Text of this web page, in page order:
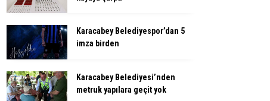
Karacabey Belediyespor’dan 5
imza birden
Karacabey Belediyesi’nden
metruk yapılara geçit yok